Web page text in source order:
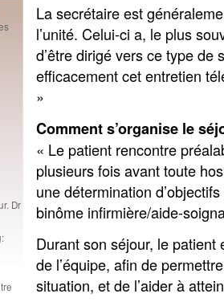
Dr
La secrétaire est
l’unité. Celui-ci a, le plus
d’être dirigé vers ce type de
efficacement cet entretien
»
Comment s’organise le
« Le patient rencontre
plusieurs fois avant toute
une détermination
binôme infirmière/aide-
Durant son séjour, le
de l’équipe, afin de
situation, et de l’aider à